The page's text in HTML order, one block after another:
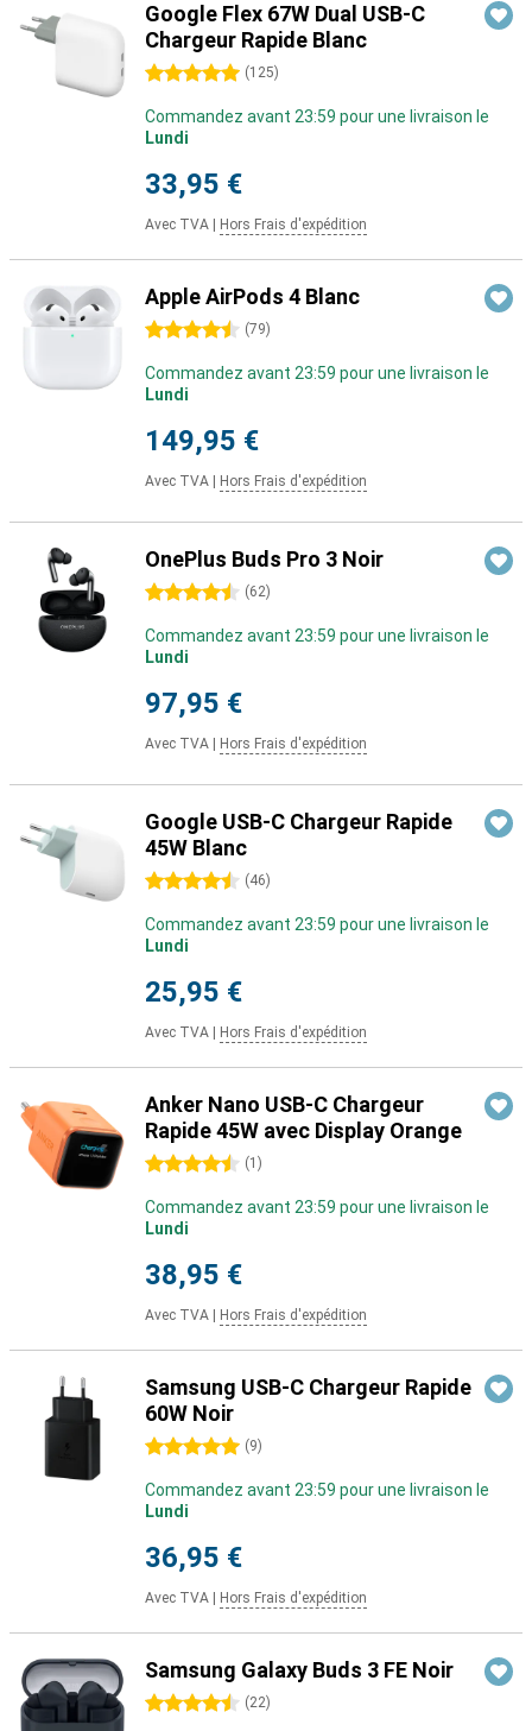
Google Flex 67W Dual USB-C
Chargeur Rapide Blanc
5 étoiles (125)
Commandez avant 23:59 pour une livraison le
Lundi
33,95 €
Avec TVA Hors Frais d'expédition
Apple AirPods 4 Blanc
4.5 étoiles (79)
Commandez avant 23:59 pour une livraison le
Lundi
149,95 €
Avec TVA Hors Frais d'expédition
OnePlus Buds Pro 3 Noir
4.5 étoiles (62)
Commandez avant 23:59 pour une livraison le
Lundi
97,95 €
Avec TVA Hors Frais d'expédition
Google USB-C Chargeur Rapide
45W Blanc
4.5 étoiles (46)
Commandez avant 23:59 pour une livraison le
Lundi
25,95 €
Avec TVA Hors Frais d'expédition
Anker Nano USB-C Chargeur
Rapide 45W avec Display Orange
4.5 étoiles (1 )
Commandez avant 23:59 pour une livraison le
Lundi
38,95 €
Avec TVA Hors Frais d'expédition
Samsung USB-C Chargeur Rapide
60W Noir
5 étoiles (9)
Commandez avant 23:59 pour une livraison le
Lundi
36,95 €
Avec TVA Hors Frais d'expédition
Samsung Galaxy Buds 3 FE Noir
4.5 étoiles (22)